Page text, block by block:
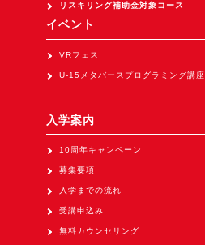
リスキリング補助金対象コース
イベント
VRフェス
U-15メタバースプログラミング講座
入学案内
10周年キャンペーン
募集要項
入学までの流れ
受講申込み
無料カウンセリング